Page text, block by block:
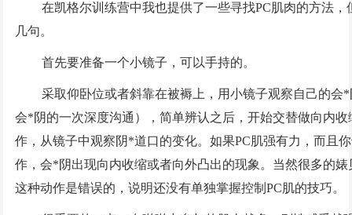
在凯格尔训练营中我也提供了一些寻找PC肌肉的方法
几句。
首先要准备一个小镜子，可以手持的。
采取仰卧位或者斜靠在被褥上，用小镜子观察自己的会
会*阴的一次深度沟通），简单辨认之后，开始交替做向内
作，从镜子中观察阴*道口的变化。如果PC肌强有力，而且
作，会*阴出现向内收缩或者向外凸出的现象。当然很多的
这种动作是错误的，说明还没有单独掌握控制PC肌的技巧。